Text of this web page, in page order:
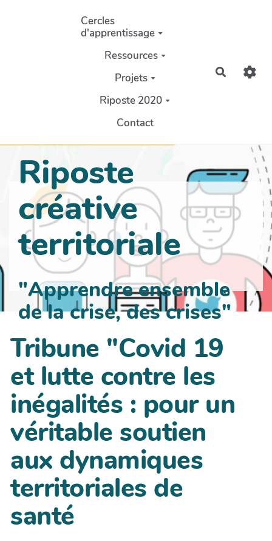
Aller au contenu principal
Cercles
d'apprentissage
Ressources
Projets
Riposte 2020
Contact
Riposte
créative
territoriale
"Apprendre ensemble
de la crise, des crises"
Tribune "Covid 19
et lutte contre les
inégalités : pour un
véritable soutien
aux dynamiques
territoriales de
santé